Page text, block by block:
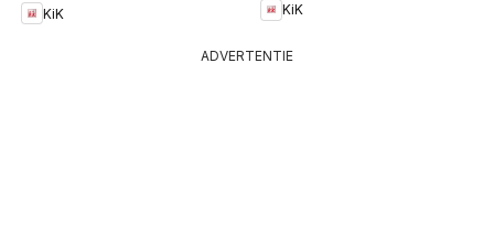
KiK
KiK
ADVERTENTIE